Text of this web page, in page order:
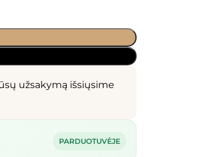
užsakymą išsiųsime
PARDUOTUVĖJE